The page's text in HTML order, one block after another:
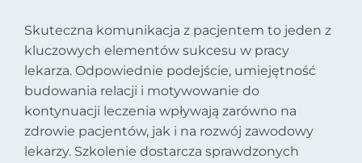
Skuteczna komunikacja z pacjentem to jeden z
kluczowych elementów sukcesu w pracy
lekarza. Odpowiednie podejście, umiejętność
budowania relacji i motywowanie do
kontynuacji leczenia wpływają zarówno na
zdrowie pacjentów, jak i na rozwój zawodowy
lekarzy. Szkolenie dostarcza sprawdzonych